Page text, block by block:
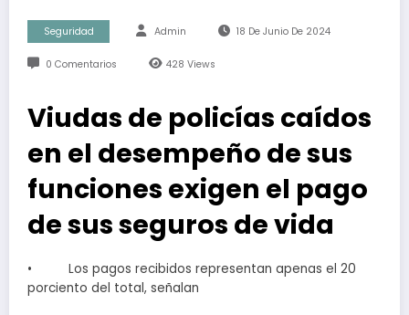
Seguridad Admin 18 De Junio De 2024
0 Comentarios 428 Views
Viudas de policías caídos
en el desempeño de sus
funciones exigen el pago
de sus seguros de vida
• Los pagos recibidos representan apenas el 20
porciento del total, señalan